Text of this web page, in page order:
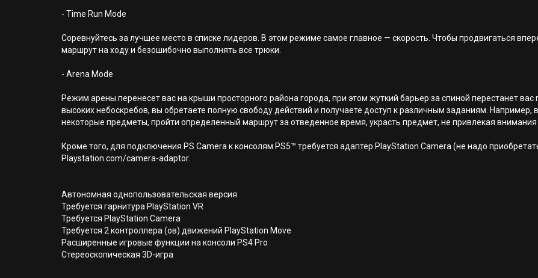
- Time Run Mode
Соревнуйтесь за лучшее место в списке лидеров. В этом режиме самое главное — скорость. Чтобы продвигаться
маршрут на ходу и безошибочно выполнять все трюки.
- Arena Mode
Режим арены перенесет вас на крыши просторного района города, при этом жуткий барьер за спиной перестанет
высоких небоскребов, вы обретаете полную свободу действий и получаете доступ к различным заданиям. Например,
некоторые предметы, пройти определенный маршрут за отведенное время, украсть предмет, не привлекая внимания
Кроме того, для подключения PS Camera к консолям PS5™ требуется адаптер PlayStation Camera (не надо
Playstation.com/camera-adaptor.
Автономная однопользовательская версия
Требуется гарнитура PlayStation VR
Требуется PlayStation Camera
Требуется 2 контроллера (ов) движений PlayStation Move
Расширенные игровые функции на консоли PS4 Pro
Стереоскопическая 3D-игра